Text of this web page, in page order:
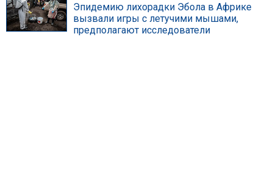
Эпидемию лихорадки Эбола в Африке
вызвали игры с летучими мышами,
предполагают исследователи